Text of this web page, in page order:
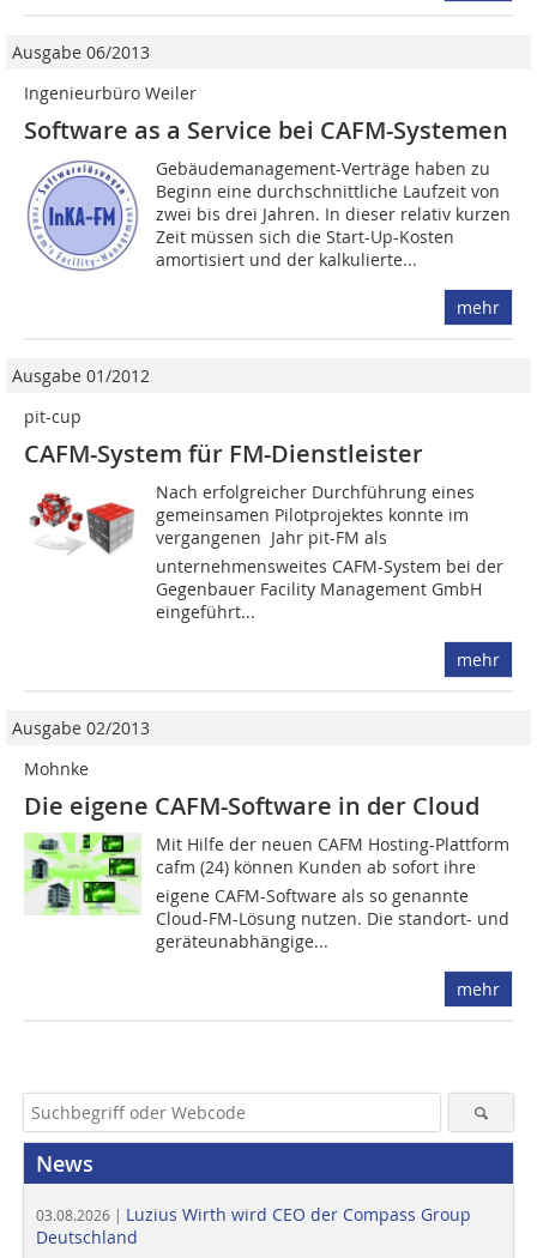
Ausgabe 06/2013
Ingenieurbüro Weiler
Software as a Service bei CAFM-Systemen
Gebäudemanagement-Verträge haben zu
Beginn eine durchschnittliche Laufzeit von
zwei bis drei Jahren. In dieser relativ kurzen
Zeit müssen sich die Start-Up-Kosten
amortisiert und der kalkulierte...
mehr
Ausgabe 01/2012
pit-cup
CAFM-System für FM-Dienstleister
Nach erfolgreicher Durchführung eines
gemeinsamen Pilotprojektes konnte im
vergangenen Jahr pit-FM als
unternehmensweites CAFM-System bei der
Gegenbauer Facility Management GmbH
eingeführt...
mehr
Ausgabe 02/2013
Mohnke
Die eigene CAFM-Software in der Cloud
Mit Hilfe der neuen CAFM Hosting-Plattform
cafm (24) können Kunden ab sofort ihre
eigene CAFM-Software als so genannte
Cloud-FM-Lösung ­nutzen. Die standort- und
geräteun­abhängige...
mehr
News
03.08.2026 | Luzius Wirth wird CEO der Compass Group
Deutschland